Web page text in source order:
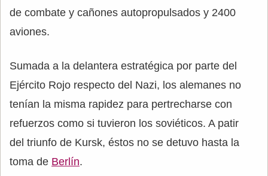
de combate y cañones autopropulsados y 2400
aviones.
Sumada a la delantera estratégica por parte del
Ejército Rojo respecto del Nazi, los alemanes no
tenían la misma rapidez para pertrecharse con
refuerzos como si tuvieron los soviéticos. A patir
del triunfo de Kursk, éstos no se detuvo hasta la
toma de Berlín.